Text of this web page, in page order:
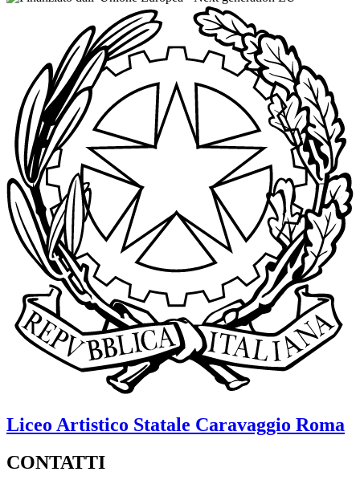
Liceo Artistico Statale Caravaggio Roma
CONTATTI